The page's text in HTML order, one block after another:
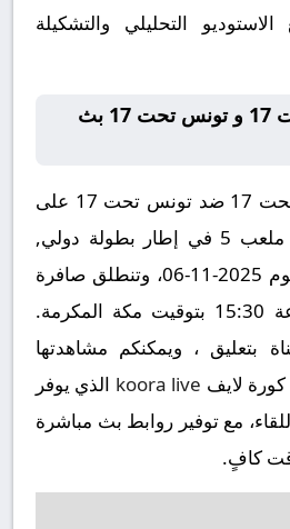
التحليلي والتشكيلة
مباراة الأرجنتين تحت 17 و تونس تحت 17 بث
تُقام مباراة الأرجنتين تحت 17 ضد تونس تحت 17 على
ملعب أكاديمية أسباير ملعب 5 في إطار بطولة دولي,
كأس العالم تحت 17 يوم 2025-11-06، وتنطلق صافرة
البداية في تمام الساعة 15:30 بتوقيت مكة المكرمة.
بتعليق ، ويمكنكم مشاهدتها
لايف koora live الذي يوفر
مع توفير روابط بث مباشرة
كافٍ.